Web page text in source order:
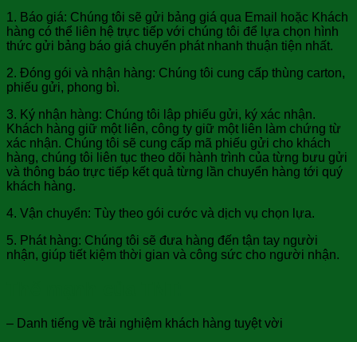
1. Báo giá: Chúng tôi sẽ gửi bảng giá qua Email hoặc Khách
hàng có thể liên hệ trực tiếp với chúng tôi để lựa chọn hình
thức gửi bảng báo giá chuyển phát nhanh thuận tiện nhất.
2. Đóng gói và nhận hàng: Chúng tôi cung cấp thùng carton,
phiếu gửi, phong bì.
3. Ký nhận hàng: Chúng tôi lập phiếu gửi, ký xác nhận.
Khách hàng giữ một liên, công ty giữ một liên làm chứng từ
xác nhận. Chúng tôi sẽ cung cấp mã phiếu gửi cho khách
hàng, chúng tôi liên tục theo dõi hành trình của từng bưu gửi
và thông báo trực tiếp kết quả từng lần chuyển hàng tới quý
khách hàng.
4. Vận chuyển: Tùy theo gói cước và dịch vụ chọn lựa.
5. Phát hàng: Chúng tôi sẽ đưa hàng đến tận tay người
nhận, giúp tiết kiệm thời gian và công sức cho người nhận.
– Danh tiếng về trải nghiệm khách hàng tuyệt vời